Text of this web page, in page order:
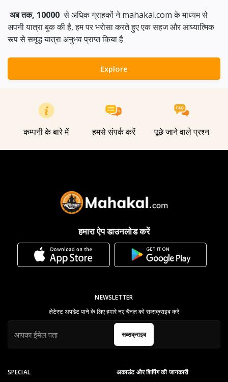
अब तक, 10000 से अधिक ग्राहकों ने mahakal.com के माध्यम से
अपनी यात्रा बुक की है, हम पर भरोसा करते हुए एक सहज और आध्यात्मिक
रूप से समृद्ध यात्रा अनुभव प्राप्त किया है
Explore
कम्पनी के बारे में हमसे संपर्क करें पूछे जाने वाले प्रश्न
हमारा ऐप डाउनलोड करें
SPECIAL अकाउंट और शिपिंग की जानकारी
NEWSLETTER
लेटेस्ट अपडेट पाने के लिए हमारे नए चैनल को सब्सक्राइब करें
सब्सक्राइब